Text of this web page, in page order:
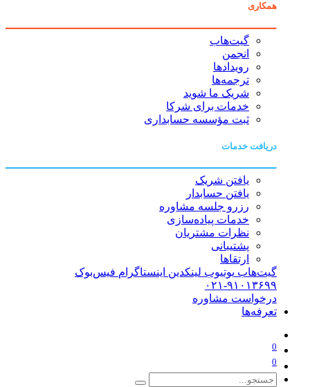
همکاری
گیت‌هاب
انجمن
رویدادها
ترجمه‌ها
شریک ما شوید
خدمات برای شرکا
ثبت مؤسسه حسابداری
دریافت خدمات
یافتن شریک
یافتن حسابدار
رزرو جلسه مشاوره
خدمات پیاده‌سازی
نظرات مشتریان
پشتیبانی
ارتقاها
گیت‌هاب یوتیوب لینکدین اینستاگرام فیس‌بوک
۰۲۱-۹۱۰۱۳۶۹۹
درخواست مشاوره
تعرفه‌ها
0
0